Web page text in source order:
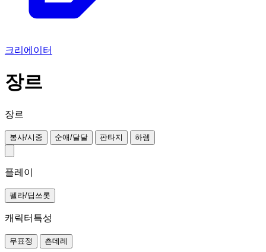
크리에이터
장르
장르
봉사/시중 순애/달달 판타지 하렘
플레이
펠라/딥쓰롯
캐릭터특성
무표정 츤데레